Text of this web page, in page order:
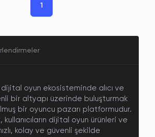
1
oyun ekosisteminde alıcı ve
bir altyapı üzerinde buluşturmak
bir oyuncu pazarı platformudur.
kullanıcıların dijital oyun ürünleri ve
kolay ve güvenli şekilde